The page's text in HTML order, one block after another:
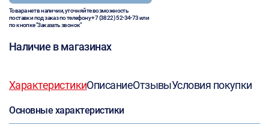
Товара нет в наличии, уточняйте возможность
поставки под заказ по телефону+7 (3822) 52-34-73или
по кнопке "Заказать звонок"
Наличие в магазинах
ХарактеристикиОписаниеОтзывыУсловия покупки
Основные характеристики